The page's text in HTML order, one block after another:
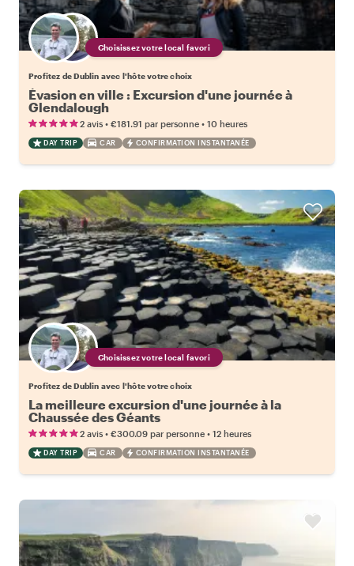
Choisissez votre local favori
Profitez de Dublin avec l'hôte votre choix
Évasion en ville : Excursion d'une journée à
Glendalough
2 avis • €181.91 par personne • 10 heures
DAY TRIP CAR CONFIRMATION INSTANTANÉE
Choisissez votre local favori
Profitez de Dublin avec l'hôte votre choix
La meilleure excursion d'une journée à la
Chaussée des Géants
2 avis • €300.09 par personne • 12 heures
DAY TRIP CAR CONFIRMATION INSTANTANÉE